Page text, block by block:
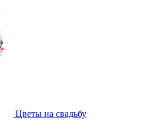
Цветы на свадьбу